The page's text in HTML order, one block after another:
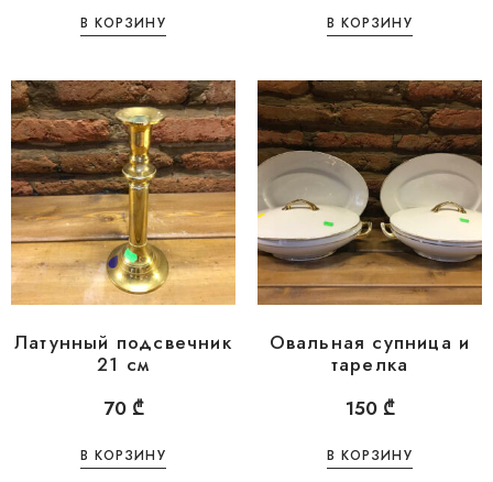
В КОРЗИНУ В КОРЗИНУ
Латунный подсвечник
21 см
70 ₾
В КОРЗИНУ
Овальная супница и
тарелка
150 ₾
В КОРЗИНУ